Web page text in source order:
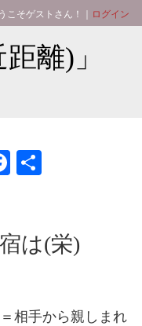
こそゲストさん！｜ ログイン
離)」
Fa
ok
は(栄)
相手から親しまれ